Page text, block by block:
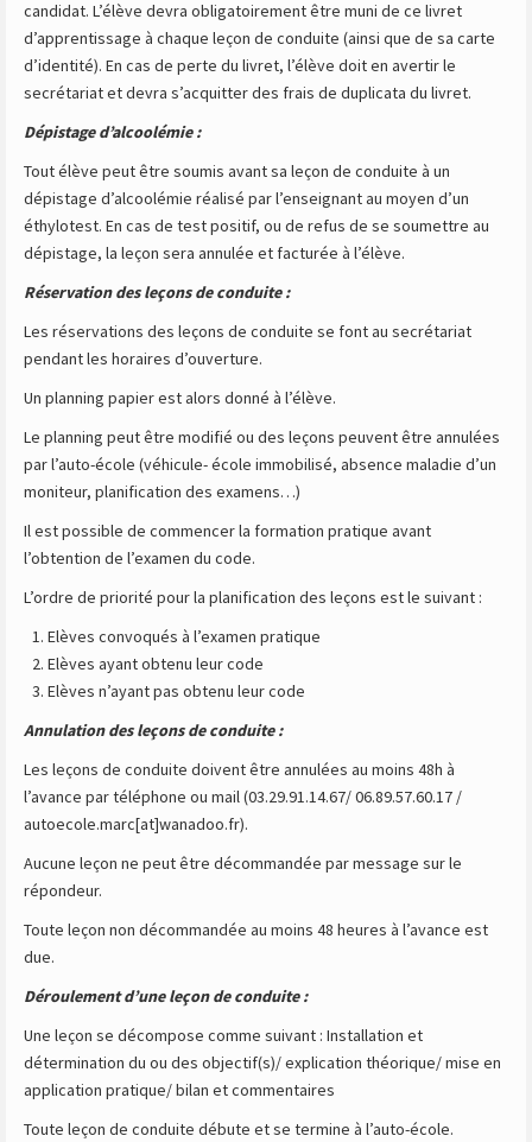
candidat. L’élève devra obligatoirement être muni de ce livret
d’apprentissage à chaque leçon de conduite (ainsi que de sa carte
d’identité). En cas de perte du livret, l’élève doit en avertir le
secrétariat et devra s’acquitter des frais de duplicata du livret.
Dépistage d’alcoolémie :
Tout élève peut être soumis avant sa leçon de conduite à un
dépistage d’alcoolémie réalisé par l’enseignant au moyen d’un
éthylotest. En cas de test positif, ou de refus de se soumettre au
dépistage, la leçon sera annulée et facturée à l’élève.
Réservation des leçons de conduite :
Les réservations des leçons de conduite se font au secrétariat
pendant les horaires d’ouverture.
Un planning papier est alors donné à l’élève.
Le planning peut être modifié ou des leçons peuvent être annulées
par l’auto-école (véhicule- école immobilisé, absence maladie d’un
moniteur, planification des examens…)
Il est possible de commencer la formation pratique avant
l’obtention de l’examen du code.
L’ordre de priorité pour la planification des leçons est le suivant :
Elèves convoqués à l’examen pratique
Elèves ayant obtenu leur code
Elèves n’ayant pas obtenu leur code
Annulation des leçons de conduite :
Les leçons de conduite doivent être annulées au moins 48h à
l’avance par téléphone ou mail (03.29.91.14.67/ 06.89.57.60.17 /
autoecole.marc[at]wanadoo.fr).
Aucune leçon ne peut être décommandée par message sur le
répondeur.
Toute leçon non décommandée au moins 48 heures à l’avance est
due.
Déroulement d’une leçon de conduite :
Une leçon se décompose comme suivant : Installation et
détermination du ou des objectif(s)/ explication théorique/ mise en
application pratique/ bilan et commentaires
Toute leçon de conduite débute et se termine à l’auto-école.